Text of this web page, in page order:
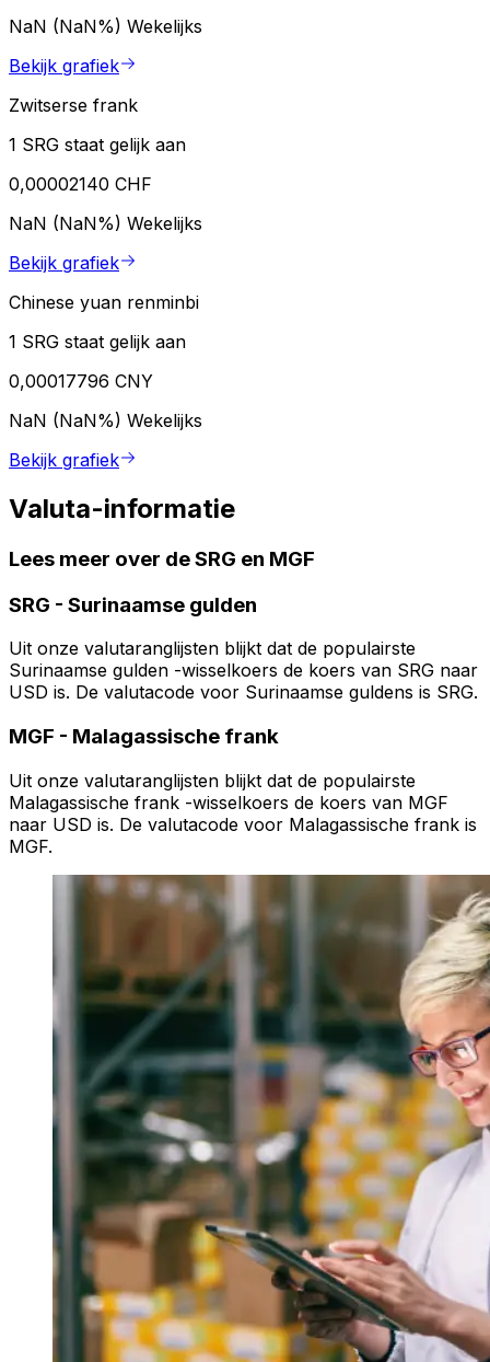
NaN (NaN%) Wekelijks
Bekijk grafiek
Zwitserse frank
1 SRG staat gelijk aan
0,00002140 CHF
NaN (NaN%) Wekelijks
Bekijk grafiek
Chinese yuan renminbi
1 SRG staat gelijk aan
0,00017796 CNY
NaN (NaN%) Wekelijks
Bekijk grafiek
Valuta-informatie
Lees meer over de SRG en MGF
SRG - Surinaamse gulden
Uit onze valutaranglijsten blijkt dat de populairste
Surinaamse gulden -wisselkoers de koers van SRG naar
USD is. De valutacode voor Surinaamse guldens is SRG.
MGF - Malagassische frank
Uit onze valutaranglijsten blijkt dat de populairste
Malagassische frank -wisselkoers de koers van MGF
naar USD is. De valutacode voor Malagassische frank is
MGF.